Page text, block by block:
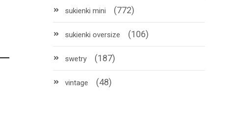
sukienki mini (772)
sukienki oversize (106)
swetry (187)
vintage (48)